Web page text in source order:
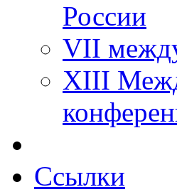
России
VII
XIII
Ссылки